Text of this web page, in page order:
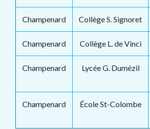
Champenard Collège S. Signoret
Champenard Collège L. de Vinci
Champenard Lycée G. Dumézil
Champenard École St-Colombe